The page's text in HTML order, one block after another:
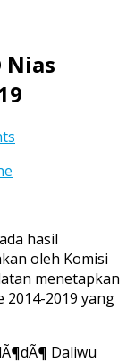
Nias
DPRD
Nias
Selatan
Periode
hasil
oleh Komisi
menetapkan
2014-2019 yang
Daliwu